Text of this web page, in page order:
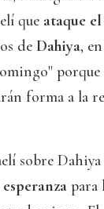
que ataque
de Dahiya,
porque
forma a la
sobre
para